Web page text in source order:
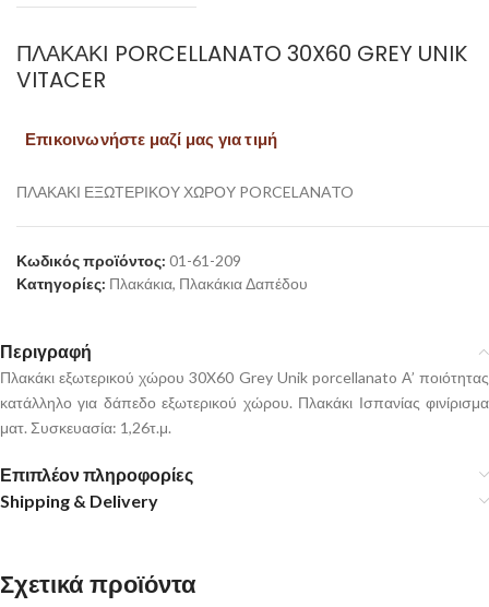
ΠΛΑΚΆΚΙ PORCELLANATO 30X60 GREY UNIK
VITACER
Επικοινωνήστε μαζί μας για τιμή
ΠΛΑΚΑΚΙ ΕΞΩΤΕΡΙΚΟΥ ΧΩΡΟΥ PORCELANATO
Κωδικός προϊόντος: 01-61-209
Κατηγορίες: Πλακάκια, Πλακάκια Δαπέδου
Περιγραφή
Πλακάκι εξωτερικού χώρου 30X60 Grey Unik porcellanato Α’ ποιότητας
κατάλληλο για δάπεδο εξωτερικού χώρου. Πλακάκι Ισπανίας φινίρισμα
ματ. Συσκευασία: 1,26τ.μ.
Επιπλέον πληροφορίες
Shipping & Delivery
Σχετικά προϊόντα